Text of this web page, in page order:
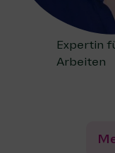
Expertin
Arbeiten